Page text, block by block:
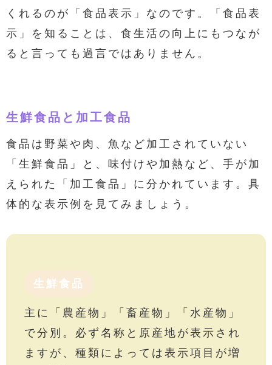
くれるのが「食品表示」なのです。「食品表
示」を知ることは、食生活の向上にもつなが
ると言っても過言ではありません。
生鮮食品と加工食品
食品は野菜や肉、魚など加工されていない
「生鮮食品」と、味付けや加熱など、手が加
えられた「加工食品」に分かれています。具
体的な表示例を見てみましょう。
生鮮食品
主に「農産物」「畜産物」「水産物」
で分別。必ず名称と原産地が表示され
ますが、種類によっては表示項目が増